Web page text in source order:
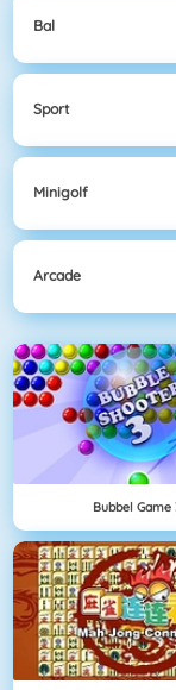
Bal
Sport
Minigolf
Arcade
Bubbel Game